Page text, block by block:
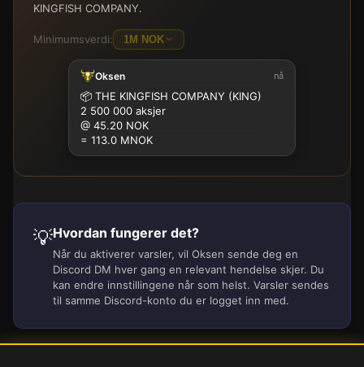
KINGFISH COMPANY.
Minimumsverdi: 1M NOK
500K
Oksen nå
📦 THE KINGFISH COMPANY (KING)
2 500 000 aksjer
@ 45.20 NOK
= 113.0 MNOK
💡Hvordan fungerer det?
Når du aktiverer varsler, vil Oksen sende deg en
Discord DM hver gang en relevant hendelse skjer. Du
kan endre innstillingene når som helst. Varsler sendes
til samme Discord-konto du er logget inn med.